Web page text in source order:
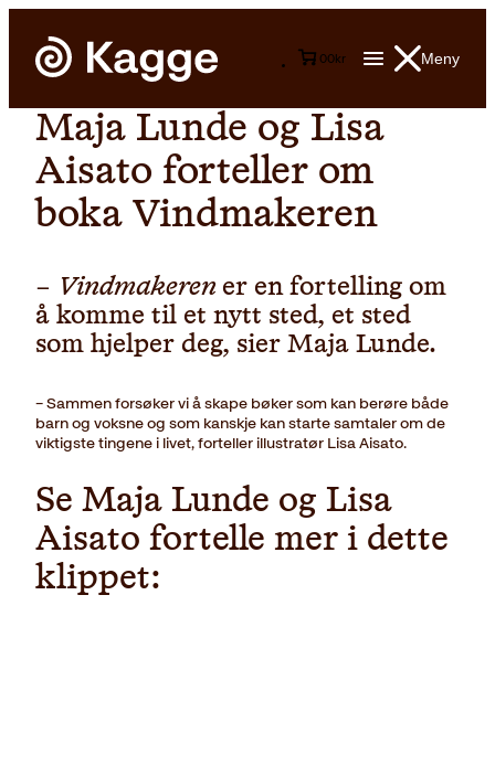
Meny
00kr
Maja Lunde og Lisa
Aisato forteller om
boka Vindmakeren
– Vindmakeren er en fortelling om
å komme til et nytt sted, et sted
som hjelper deg, sier Maja Lunde.
– Sammen forsøker vi å skape bøker som kan berøre både
barn og voksne og som kanskje kan starte samtaler om de
viktigste tingene i livet, forteller illustratør Lisa Aisato.
Se Maja Lunde og Lisa
Aisato fortelle mer i dette
klippet: